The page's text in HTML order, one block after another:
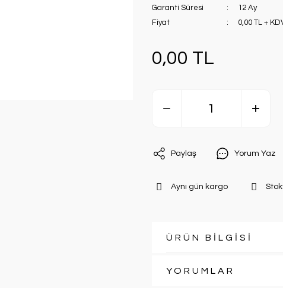
Garanti Süresi
12 Ay
Fiyat
0,00 TL +
0,00 TL
Paylaş Yorum Yaz
Aynı gün kargo
ÜRÜN BİLGİSİ
YORUMLAR